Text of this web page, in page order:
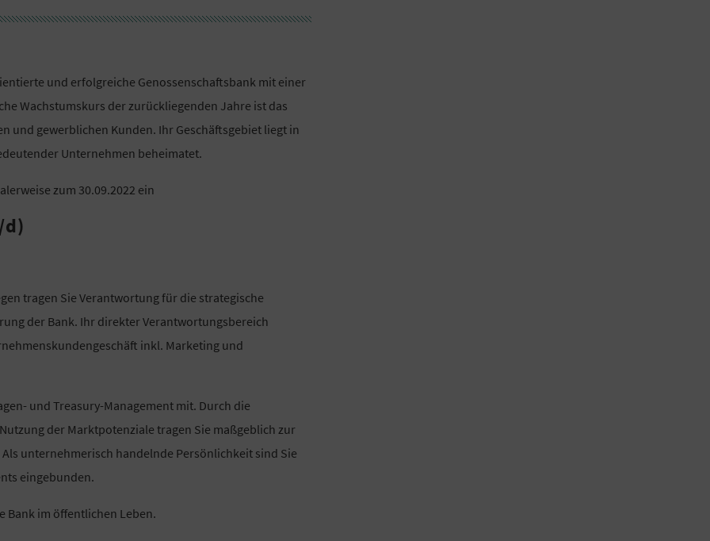
und erfolgreiche Genossenschaftsbank mit einer
Wachstumskurs der zurückliegenden Jahre ist das
und gewerblichen Kunden. Ihr Geschäftsgebiet liegt in
Unternehmen beheimatet.
zum 30.09.2022 ein
d)
tragen Sie Verantwortung für die strategische
der Bank. Ihr direkter Verantwortungsbereich
inkl. Marketing und
und Treasury-Management mit. Durch die
der Marktpotenziale tragen Sie maßgeblich zur
unternehmerisch handelnde Persönlichkeit sind Sie
eingebunden.
Bank im öffentlichen Leben.